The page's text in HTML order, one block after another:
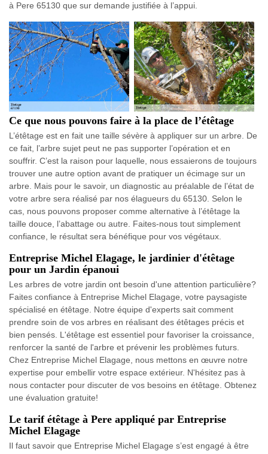
à Pere 65130 que sur demande justifiée à l’appui.
Ce que nous pouvons faire à la place de l’étêtage
L’étêtage est en fait une taille sévère à appliquer sur un arbre. De
ce fait, l’arbre sujet peut ne pas supporter l’opération et en
souffrir. C’est la raison pour laquelle, nous essaierons de toujours
trouver une autre option avant de pratiquer un écimage sur un
arbre. Mais pour le savoir, un diagnostic au préalable de l’état de
votre arbre sera réalisé par nos élagueurs du 65130. Selon le
cas, nous pouvons proposer comme alternative à l’étêtage la
taille douce, l’abattage ou autre. Faites-nous tout simplement
confiance, le résultat sera bénéfique pour vos végétaux.
Entreprise Michel Elagage, le jardinier d'étêtage
pour un Jardin épanoui
Les arbres de votre jardin ont besoin d'une attention particulière?
Faites confiance à Entreprise Michel Elagage, votre paysagiste
spécialisé en étêtage. Notre équipe d'experts sait comment
prendre soin de vos arbres en réalisant des étêtages précis et
bien pensés. L'étêtage est essentiel pour favoriser la croissance,
renforcer la santé de l'arbre et prévenir les problèmes futurs.
Chez Entreprise Michel Elagage, nous mettons en œuvre notre
expertise pour embellir votre espace extérieur. N'hésitez pas à
nous contacter pour discuter de vos besoins en étêtage. Obtenez
une évaluation gratuite!
Le tarif étêtage à Pere appliqué par Entreprise
Michel Elagage
Il faut savoir que Entreprise Michel Elagage s’est engagé à être